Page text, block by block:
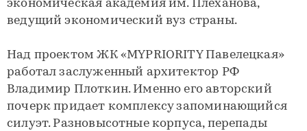
экономическая академия им. Плеханова,
ведущий экономический вуз страны.
Над проектом ЖК «MYPRIORITY Павелецкая»
работал заслуженный архитектор РФ
Владимир Плоткин. Именно его авторский
почерк придает комплексу запоминающийся
силуэт. Разновысотные корпуса, перепады